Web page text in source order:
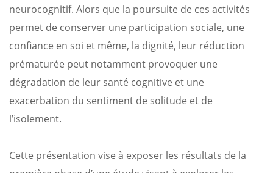
neurocognitif. Alors que la poursuite de ces activités
permet de conserver une participation sociale, une
confiance en soi et même, la dignité, leur réduction
prématurée peut notamment provoquer une
dégradation de leur santé cognitive et une
exacerbation du sentiment de solitude et de
l’isolement.
Cette présentation vise à exposer les résultats de la